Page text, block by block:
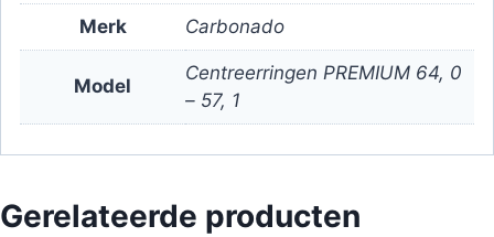
Merk Carbonado
Model
Centreerringen PREMIUM 64, 0
– 57, 1
Gerelateerde producten